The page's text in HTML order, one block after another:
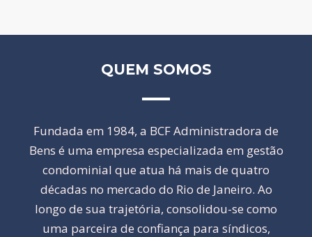
QUEM SOMOS
Fundada em 1984, a BCF Administradora de
Bens é uma empresa especializada em gestão
condominial que atua há mais de quatro
décadas no mercado do Rio de Janeiro. Ao
longo de sua trajetória, consolidou-se como
uma parceira de confiança para síndicos,